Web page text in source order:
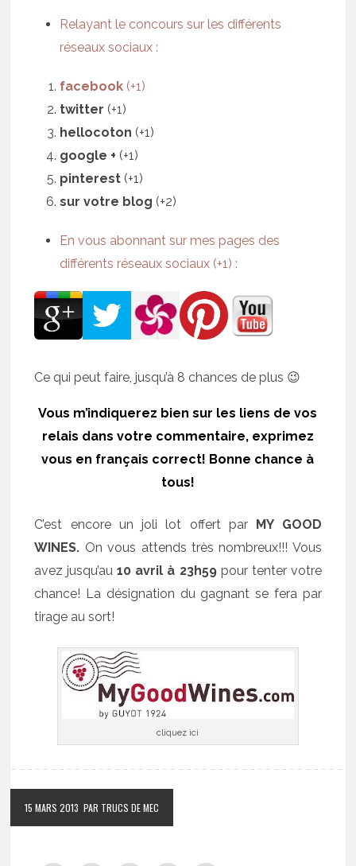
Relayant le concours sur les différents
réseaux sociaux :
facebook (+1)
twitter (+1)
hellocoton (+1)
google + (+1)
pinterest (+1)
sur votre blog (+2)
En vous abonnant sur mes pages des
différents réseaux sociaux (+1) :
Ce qui peut faire, jusqu’à 8 chances de plus 😉
Vous m’indiquerez bien sur les liens de vos
relais dans votre commentaire, exprimez
vous en français correct! Bonne chance à
tous!
C’est encore un joli lot offert par MY GOOD
WINES. On vous attends très nombreux!!! Vous
avez jusqu’au 10 avril à 23h59pour tenter votre
chance! La désignation du gagnant se fera par
tirage au sort!
cliquez ici
15 MARS 2013 PAR TRUCS DE MEC